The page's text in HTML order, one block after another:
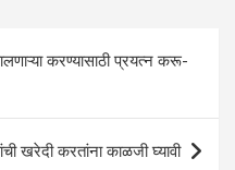
करण्यासाठी प्रयत्न करू-
खरेदी करतांना काळजी घ्यावी